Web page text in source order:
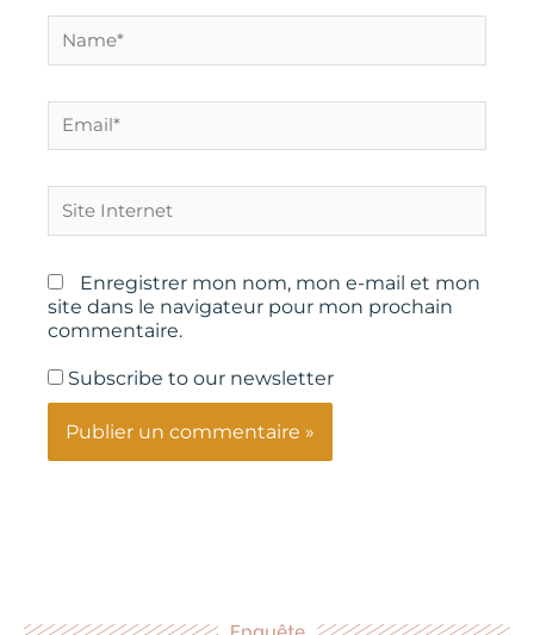
Internet
Enregistrer mon nom, mon e-mail et mon
site dans le navigateur pour mon prochain
commentaire.
Subscribe to our newsletter